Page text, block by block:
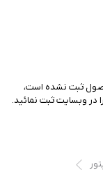
ثبت نشده است،
در وبسایت ثبت نمائید.